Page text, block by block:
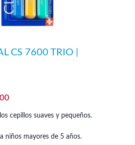
CS 7600 TRIO |
cepillos suaves y pequeños.
niños mayores de 5 años.